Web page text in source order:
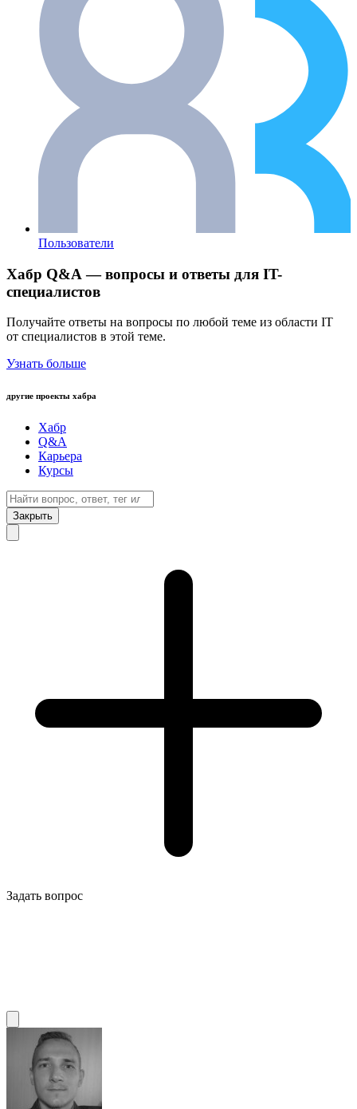
Пользователи
Хабр Q&A — вопросы и ответы для IT-
специалистов
Получайте ответы на вопросы по любой теме из области IT
от специалистов в этой теме.
Узнать больше
другие проекты хабра
Хабр
Q&A
Карьера
Курсы
Закрыть
Задать вопрос